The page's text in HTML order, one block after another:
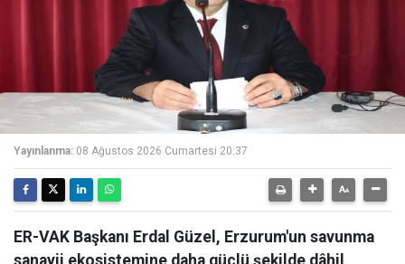
Yayınlanma: 08 Ağustos 2026 Cumartesi 20:37
ER-VAK Başkanı Erdal Güzel, Erzurum'un savunma
sanayii ekosistemine daha güçlü şekilde dâhil